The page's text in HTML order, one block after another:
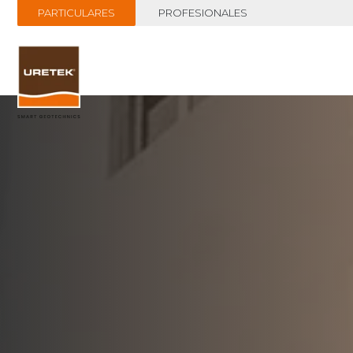
PARTICULARES PROFESIONALES